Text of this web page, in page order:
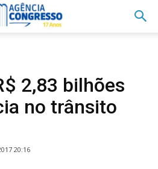
2,83 bilhões
no trânsito
20:16